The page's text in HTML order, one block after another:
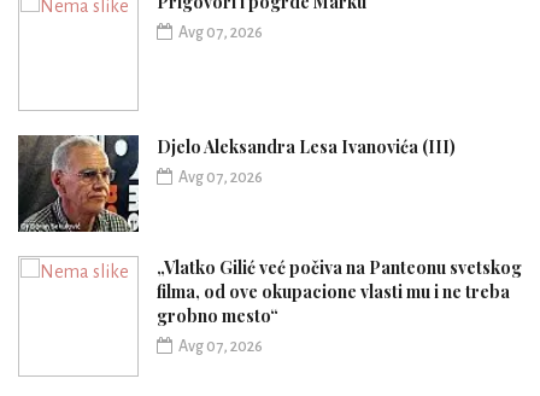
Avg 07, 2026
Djelo Aleksandra Lesa Ivanovića (III)
Avg 07, 2026
„Vlatko Gilić već počiva na Panteonu svetskog
filma, od ove okupacione vlasti mu i ne treba
grobno mesto“
Avg 07, 2026